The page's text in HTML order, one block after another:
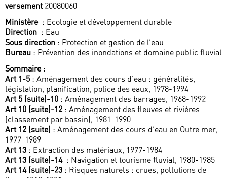
versement 20080060
Ministère : Ecologie et développement durable
Direction : Eau
Sous direction : Protection et gestion de l’eau
Bureau : Prévention des inondations et domaine public fluvial
Sommaire :
Art 1-5 : Aménagement des cours d’eau : généralités,
législation, planification, police des eaux, 1978-1994
Art 5 (suite)-10 : Aménagement des barrages, 1968-1992
Art 10 (suite)-12 : Aménagement des fleuves et rivières
(classement par bassin), 1981-1990
Art 12 (suite) : Aménagement des cours d’eau en Outre mer,
1977-1989
Art 13 : Extraction des matériaux, 1977-1984
Art 13 (suite)-14 : Navigation et tourisme fluvial, 1980-1985
Art 14 (suite)-23 : Risques naturels : crues, pollutions de